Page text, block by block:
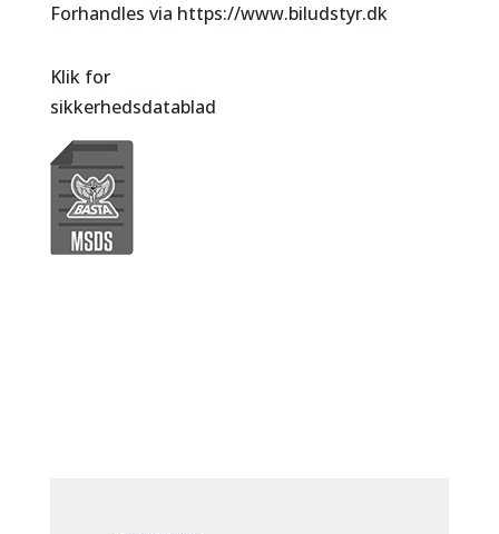
Forhandles via https://www.biludstyr.dk
Klik for
sikkerhedsdatablad